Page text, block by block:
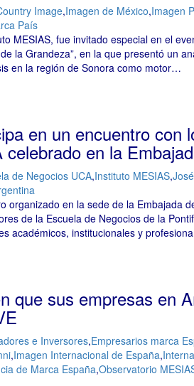
Image,Imagen de México,Imagen
País
MESIAS, fue invitado especial en el
la Grandeza”, en la que presentó un
en la región de Sonora como motor…
en un encuentro con
en la
de Negocios UCA,Instituto MESIAS,
organizado en la sede de la Embajada
de la Escuela de Negocios de la
académicos, institucionales y
que sus empresas en
e Inversores,Empresarios marca
,Imagen Internacional de España,
de Marca España,Observatorio